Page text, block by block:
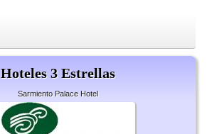
Hoteles 3 Estrellas
Sarmiento Palace Hotel